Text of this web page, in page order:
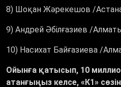
8) Шоқан Жәрекешов /
9) Андрей Әбілғазиев /
10) Насихат Байғазиева /
Ойынға қатысып, 10
атанғыңыз келсе, «К1»